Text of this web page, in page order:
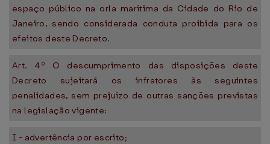
espaço público na orla marítima da Cidade do Rio de
Janeiro, sendo considerada conduta proibida para os
efeitos deste Decreto.
Art. 4º O descumprimento das disposições deste
Decreto sujeitará os infratores às seguintes
penalidades, sem prejuízo de outras sanções previstas
na legislação vigente:
I - advertência por escrito;